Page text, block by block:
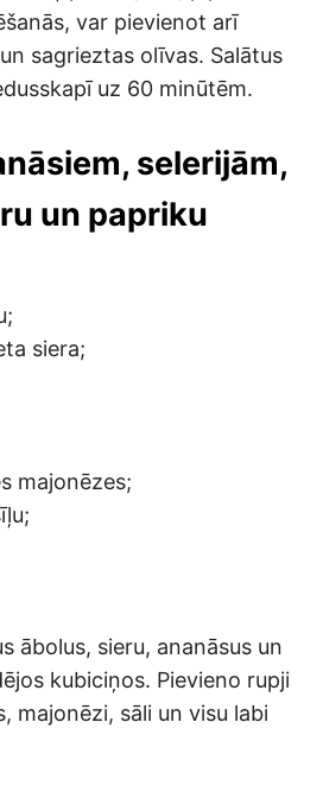
var pievienot arī
sagrieztas olīvas. Salātus
uz 60 minūtēm.
selerijām,
un papriku
siera;
majonēzes;
ābolus, sieru, ananāsus un
kubiciņos. Pievieno rupji
majonēzi, sāli un visu labi